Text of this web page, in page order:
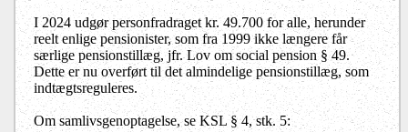
I2024 udgør personfradraget kr. 49.700 for alle, herunder
reelt enlige pensionister, som fra 1999 ikke længere får
særlige pensionstillæg, jfr. Lov om social pension § 49.
Dette er nu overført til det almindelige pensionstillæg, som
indtægtsreguleres.
Om samlivsgenoptagelse, se KSL § 4, stk. 5: